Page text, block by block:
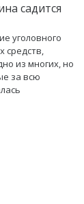
садится
уголовного
средств,
из многих, но
за всю